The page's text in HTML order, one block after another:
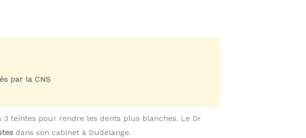
par la CNS
teintes pour rendre les dents plus blanches. Le Dr
dans son cabinet à Dudelange.